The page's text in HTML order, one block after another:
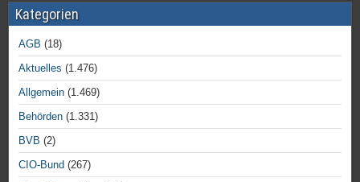
Kategorien
AGB (18)
Aktuelles (1.476)
Allgemein (1.469)
Behörden (1.331)
BVB (2)
CIO-Bund (267)